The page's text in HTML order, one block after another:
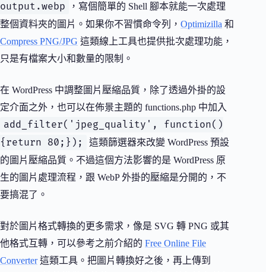
output.webp
，寫個簡單的 Shell 腳本就能一次處理
整個資料夾的圖片。如果你不習慣命令列， Optimizilla 和
Compress PNG/JPG 這類線上工具也提供批次處理功能，
只是有檔案大小和數量的限制。
在 WordPress 中調整圖片壓縮品質，除了透過外掛的設
定介面之外，也可以在佈景主題的 functions.php 中加入
add_filter('jpeg_quality', function()
{return 80;});
這類篩選器來改變 WordPress 預設
的圖片壓縮品質。不過這個方法影響的是 WordPress 原
生的圖片處理流程，跟 WebP 外掛的壓縮是分開的，不
要搞混了。
對於圖片格式轉換的更多需求，像是 SVG 轉 PNG 或其
他格式互轉，可以參考之前介紹的 Free Online File
Converter這類工具。把圖片轉換好之後，再上傳到